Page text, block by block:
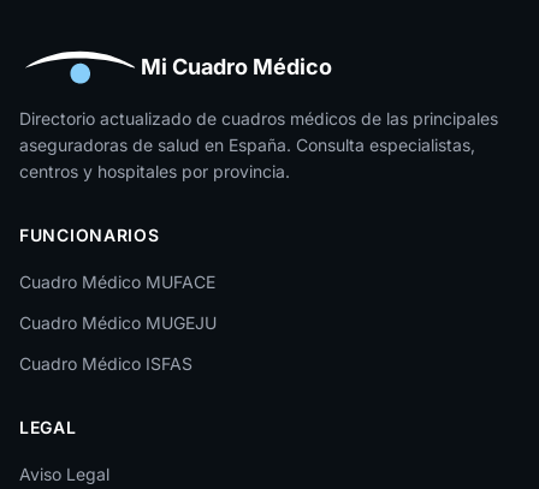
Huesca
Jaén
La Rioja
León
Lleida
Lugo
Málaga
Melilla
Mi Cuadro Médico
Directorio actualizado de cuadros médicos de las principales
aseguradoras de salud en España. Consulta especialistas,
centros y hospitales por provincia.
FUNCIONARIOS
Cuadro Médico MUFACE
Cuadro Médico MUGEJU
Cuadro Médico ISFAS
LEGAL
Aviso Legal